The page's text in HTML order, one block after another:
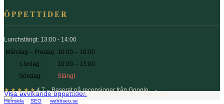
ÖPPETTIDER
Lunchstängt: 13:00 - 14:00
Måndag – Fredag: 10:00 – 18:00
Lördag:
10:00 – 13:00
Söndag:
Stängt
Visa avvikande öppettider.
© 2026 Danielssons Skomakeri – Alla rättigheter förbehålles.
Hemsida & SEO webbseo.se
★★★★★4.7 – Baserat på recensioner från Google